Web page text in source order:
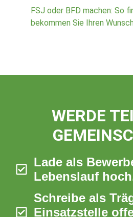
FSJ oder BFD machen: So
bekommen Sie Ihren
WERDE
Lade als
Lebenslauf
Schreibe als
Einsatzstelle